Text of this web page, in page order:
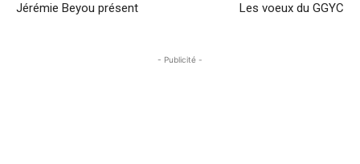
Jérémie Beyou présent Les voeux du GGYC
- Publicité -